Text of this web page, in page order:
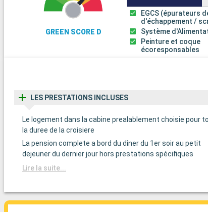
GREEN SCORE D
EGCS (épurateurs
d'échappement /
Système
Peinture et coque
écoresponsables
LES PRESTATIONS INCLUSES
Le logement dans la cabine prealablement choisie pour
la duree de la croisiere
La pension complete a bord du diner du 1er soir au petit
dejeuner du dernier jour hors prestations spécifiques
Lire la suite...